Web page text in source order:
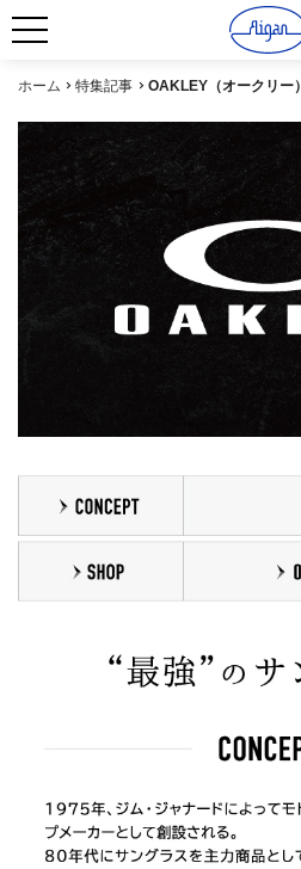
ホーム 特集記事 OAKLEY（オークリー）